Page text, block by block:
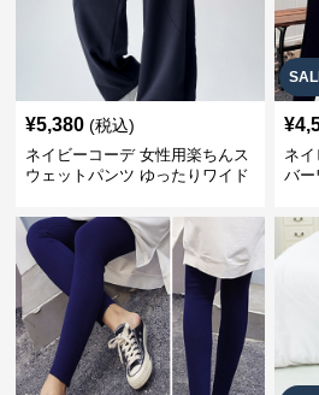
¥5,380 (税込)
ネイビーコーデ 女性用楽ちんス
ウェットパンツ ゆったりワイド
¥
ネ
バー